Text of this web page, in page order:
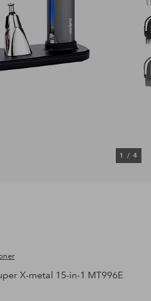
1 / 4
X-metal 15-in-1 MT996E